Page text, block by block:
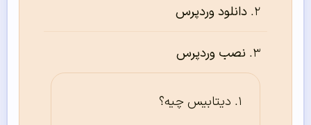
دانلود وردپرس
نصب وردپرس
دیتابیس چیه؟